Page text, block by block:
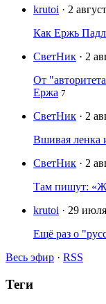
krutoi · 2
Как Ержь
СветНик · 2
От
Ержа 7
СветНик · 2
Вшивая ленка
СветНик · 2
Там пишут:
krutoi · 29
Ещё раз о
Весь эфир · RSS
Теги